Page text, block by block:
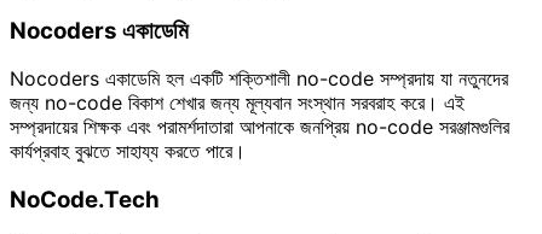
Nocoders একাডেমি
Nocoders একাডেমি হল একটি শক্তিশালী no-code সম্প্রদায় যা নতুনদের
জন্য no-code বিকাশ শেখার জন্য মূল্যবান সংস্থান সরবরাহ করে। এই
সম্প্রদায়ের শিক্ষক এবং পরামর্শদাতারা আপনাকে জনপ্রিয় no-code সরঞ্জামগুলির
কার্যপ্রবাহ বুঝতে সাহায্য করতে পারে।
NoCode.Tech